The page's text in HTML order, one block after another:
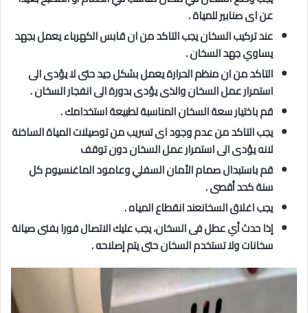
عن اى صنابير للمياة .
عند تركيب السخان يجب التاكد من ان قابس الكهرباء يعمل بجهد
يساوي جهد السخان .
التاكد من ان منظم الحرارة يعمل بشكل جيد حتى لا يؤدى الى
استمرار عمل السخان والذى يؤدى بدورة الى انفجار السخان .
قم باختيار سعة السخان المناسبة لطبيعة استخدامك .
يجب التاكد من عدم وجود اى تسريب من توصيلات المياة الساخنة
لانه يؤدى الى استمرار عمل السخان دون توقف
قم باستبدال صمام الأمان السفلي وعامود الماغنسيوم كل
سنة كحد أقصى .
يجب اغلاق السخانعند انقطاع المياه .
إذا حدث أي عطل فى السخان، يجب عليك الاتصال فورا بفنى صيانة
سخانات ولا تستخدم السخان حتى يتم إصلاحه .